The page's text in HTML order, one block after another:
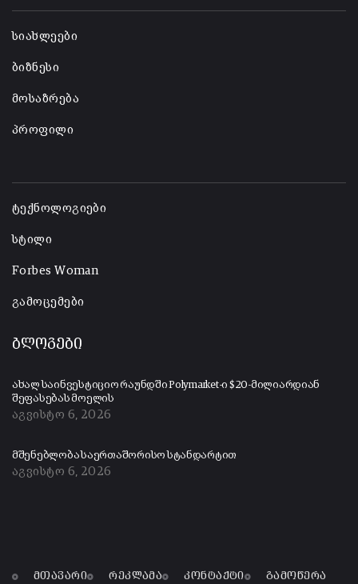
სიახლეები
ბიზნესი
მოსაზრება
პროფილი
ტექნოლოგიები
სტილი
Forbes Woman
გამოცემები
ბლოგები
ახალ საინვესტიციო რაუნდში Polymarket-ი $20-მილიარდიან
შეფასებას მოელის
აგვისტო 6, 2026
მშენებლობა საერთაშორისო სტანდარტით
აგვისტო 6, 2026
მთავარი რეკლამა კონტაქტი გამოწერა